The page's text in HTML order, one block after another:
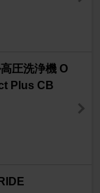
圧洗浄機 O
Plus CB